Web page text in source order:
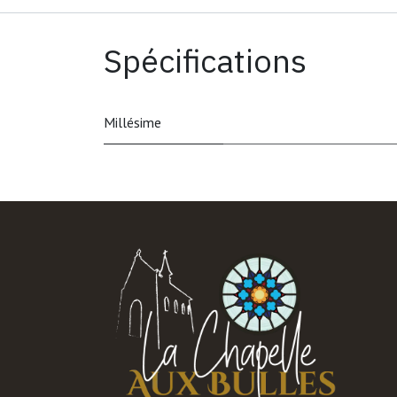
Spécifications
Millésime